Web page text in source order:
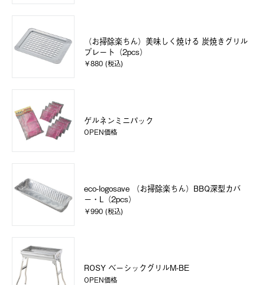
（お掃除楽ちん）美味しく焼ける 炭焼きグリル
プレート（2pcs）
￥880 (税込)
ゲルネンミニパック
OPEN価格
eco-logosave （お掃除楽ちん）BBQ深型カバ
ー・L（2pcs）
￥990 (税込)
ROSY ベーシックグリルM-BE
OPEN価格